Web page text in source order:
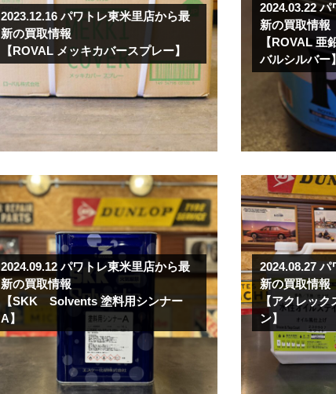
2023.12.16パワトレ東米里店から最
新の買取情報
【ROVAL メッキカバースプレー】
2024.03.22パ
新の買取情報
【ROVAL 亜
バルシルバー
2024.09.12パワトレ東米里店から最
新の買取情報
【SKK Solvents 塗料用シンナー
A】
2024.08.27パ
新の買取情報
【アクレック
ン】